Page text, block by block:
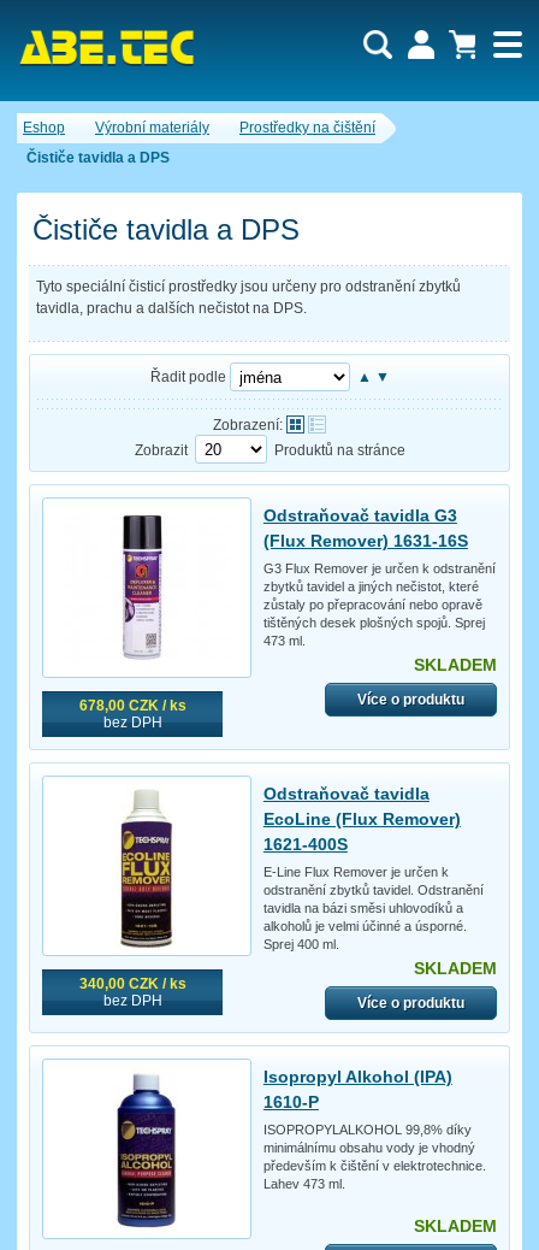
Eshop Výrobní materiály
Prostředky na čištění
Čističe tavidla a DPS
Čističe tavidla a DPS
Tyto speciální čisticí prostředky jsou určeny pro odstranění zbytků
tavidla, prachu a dalších nečistot na DPS.
Řadit podle ▲ ▼
Zobrazení:
Zobrazit
Produktů na stránce
678,00 CZK / ks
bez DPH
Odstraňovač tavidla G3
(Flux Remover) 1631-16S
G3 Flux Remover je určen k odstranění
zbytků tavidel a jiných nečistot, které
zůstaly po přepracování nebo opravě
tištěných desek plošných spojů. Sprej
473 ml.
SKLADEM
Více o produktu
340,00 CZK / ks
bez DPH
Odstraňovač tavidla
EcoLine (Flux Remover)
1621-400S
E-Line Flux Remover je určen k
odstranění zbytků tavidel. Odstranění
tavidla na bázi směsi uhlovodíků a
alkoholů je velmi účinné a úsporné.
Sprej 400 ml.
SKLADEM
Více o produktu
Isopropyl Alkohol (IPA)
1610-P
ISOPROPYLALKOHOL 99,8% díky
minimálnímu obsahu vody je vhodný
především k čištění v elektrotechnice.
Lahev 473 ml.
SKLADEM
Nákupní košík je momentálně prázdný.
Počet produktů:0
Uživatel:
Zapomenuté heslo Nová registrace